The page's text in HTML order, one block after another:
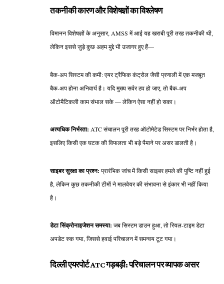
तकनीकी कारण और विशेषज्ञों का विश्लेषण
विमानन विशेषज्ञों के अनुसार, AMSS में आई यह खराबी पूरी तरह तकनीकी थी,
लेकिन इससे जुड़े कुछ अहम मुद्दे भी उजागर हुए हैं—
बैक-अप सिस्टम की कमी: एयर ट्रैफिक कंट्रोल जैसी प्रणाली में एक मजबूत
बैक-अप होना अनिवार्य है। यदि मुख्य सर्वर ठप हो जाए, तो बैक-अप
ऑटोमैटिकली काम संभाल सके — लेकिन ऐसा नहीं हो सका।
अत्यधिक निर्भरता: ATC संचालन पूरी तरह ऑटोमेटेड सिस्टम पर निर्भर होता है,
इसलिए किसी एक घटक की विफलता भी बड़े पैमाने पर असर डालती है।
साइबर सुरक्षा का प्रश्न: प्रारंभिक जांच में किसी साइबर हमले की पुष्टि नहीं हुई
है, लेकिन कुछ तकनीकी टीमों ने मालवेयर की संभावना से इंकार भी नहीं किया
है।
डेटा सिंक्रोनाइजेशन समस्या: जब सिस्टम डाउन हुआ, तो रियल-टाइम डेटा
अपडेट रुक गया, जिससे हवाई परिचालन में समन्वय टूट गया।
दिल्ली एयरपोर्ट ATC गड़बड़ी: परिचालन पर व्यापक असर